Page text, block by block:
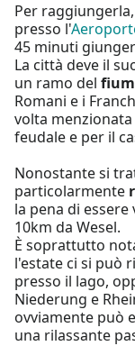
Per
presso l'
45 minuti
La città deve il
un ramo del
Romani e i
volta
feudale e per il
Nonostante si
particolarmente
la pena di
10km da Wesel.
È soprattutto
l'estate ci si può
presso il lago,
Niederung e
ovviamente può
una rilassante